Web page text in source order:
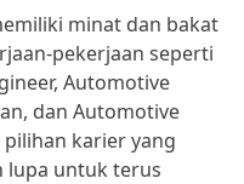
minat dan bakat
pekerjaan seperti
Automotive
dan Automotive
karier yang
lupa untuk terus